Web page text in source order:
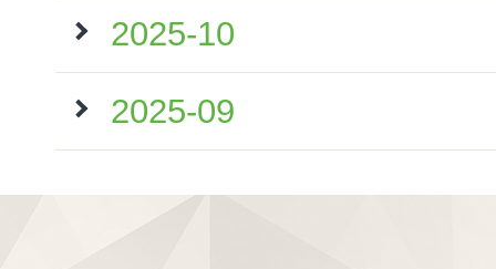
2025-10
2025-09